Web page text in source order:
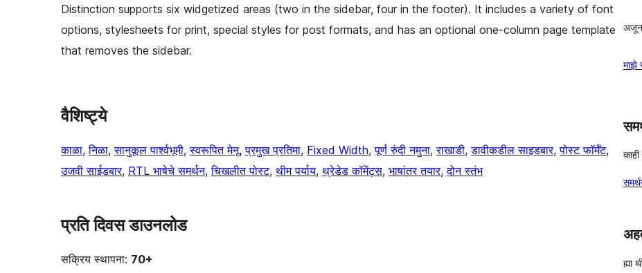
Distinction supports six widgetized areas (two in the sidebar, four in the footer). It includes a variety of font
options, stylesheets for print, special styles for post formats, and has an optional one-column page template
that removes the sidebar.
वैशिष्ट्ये
काळा, निळा, सानुकूल पार्श्वभूमी, स्वरूपित मेनू, प्रमुख प्रतिमा, Fixed Width, पूर्ण रुंदी नमुना, राखाडी, डावीकडील साइडबार, पोस्ट फॉर्मॅट
उजवी साईडबार, RTL भाषेचे समर्थन, चिखलीत पोस्ट, थीम पर्याय, थ्रेडेड कॉमेंट्स, भाषांतर तयार, दोन स्तंभ
प्रति दिवस डाउनलोड
सक्रिय स्थापना: 70+
अजून
माझे
ह्या